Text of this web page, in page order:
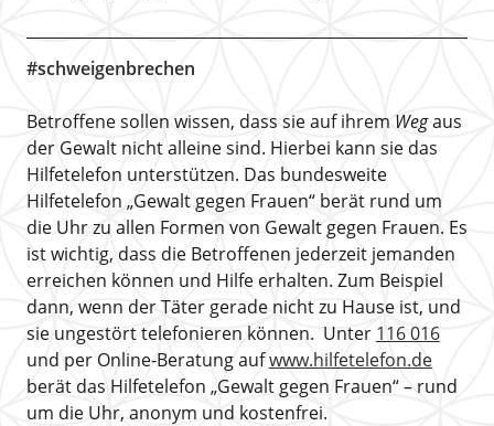
#schweigenbrechen
Betroffene sollen wissen, dass sie auf ihrem Wegaus
der Gewalt nicht alleine sind. Hierbei kann sie das
Hilfetelefon unterstützen. Das bundesweite
Hilfetelefon „Gewalt gegen Frauen“ berät rund um
die Uhr zu allen Formen von Gewalt gegen Frauen. Es
ist wichtig, dass die Betroffenen jederzeit jemanden
erreichen können und Hilfe erhalten. Zum Beispiel
dann, wenn der Täter gerade nicht zu Hause ist, und
sie ungestört telefonieren können. Unter 116 016
und per Online-Beratung aufwww.hilfetelefon.de
berät das Hilfetelefon „Gewalt gegen Frauen“ – rund
um die Uhr, anonym und kostenfrei.